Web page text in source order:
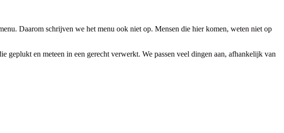
Daarom schrijven we het menu ook niet op. Mensen die hier komen, weten niet op
en meteen in een gerecht verwerkt. We passen veel dingen aan, afhankelijk van